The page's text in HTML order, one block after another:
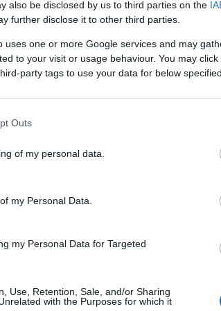
also be disclosed by us to third parties on the
further disclose it to other third parties.
uses one or more Google services and may
to your visit or usage behaviour. You may
party tags to use your data for below
Outs
of my personal data.
my Personal Data.
my Personal Data for Targeted
Use, Retention, Sale, and/or Sharing
with the Purposes for which it
25